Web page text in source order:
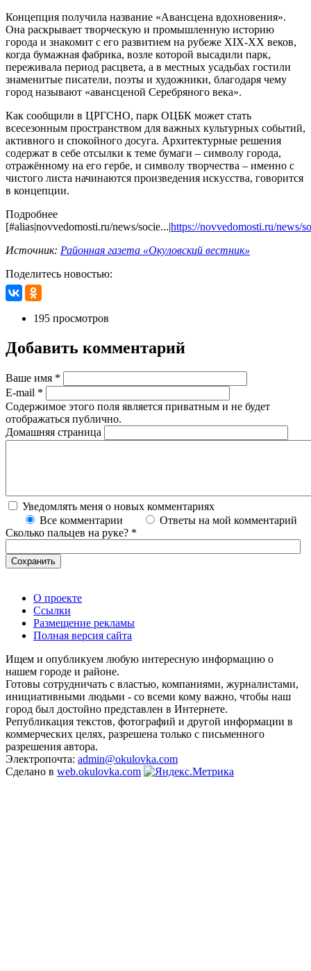
Концепция получила название «Авансцена вдохновения».
Она раскрывает творческую и промышленную историю
города и знакомит с его развитием на рубеже XIX-XX веков,
когда бумажная фабрика, возле которой высадили парк,
переживала период расцвета, а в местных усадьбах гостили
знаменитые писатели, поэты и художники, благодаря чему
город называют «авансценой Серебряного века».
Как сообщили в ЦРГСНО, парк ОЦБК может стать
всесезонным пространством для важных культурных событий,
активного и спокойного досуга. Архитектурные решения
содержат в себе отсылки к теме бумаги – символу города,
отражённому на его гербе, и символу творчества – именно с
чистого листа начинаются произведения искусства, говорится
в концепции.
Подробнее
[#alias|novvedomosti.ru/news/socie...|https://novvedomosti.ru/news/
Источник: Районная газета «Окуловский вестник»
Поделитесь новостью:
195 просмотров
Добавить комментарий
Ваше имя *
E-mail *
Содержимое этого поля является приватным и не будет
отображаться публично.
Домашняя страница
Уведомлять меня о новых комментариях
Все комментарии
Ответы на мой комментарий
Сколько пальцев на руке? *
О проекте
Ссылки
Размещение рекламы
Полная версия сайта
Ищем и опубликуем любую интересную информацию о
нашем городе и районе.
Готовы сотрудничать с властью, компаниями, журналистами,
инициативными людьми - со всеми кому важно, чтобы наш
город был достойно представлен в Интернете.
Републикация текстов, фотографий и другой информации в
коммерческих целях, разрешена только с письменного
разрешения автора.
Электропочта: admin@okulovka.com
Сделано в web.okulovka.com